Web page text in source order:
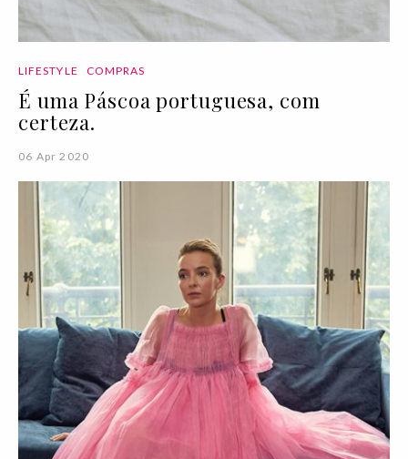
LIFESTYLE COMPRAS
É uma Páscoa portuguesa, com
certeza.
06 Apr 2020